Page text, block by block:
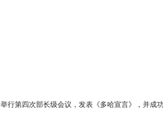
行第四次部长级会议，发表《多哈宣言》，并成